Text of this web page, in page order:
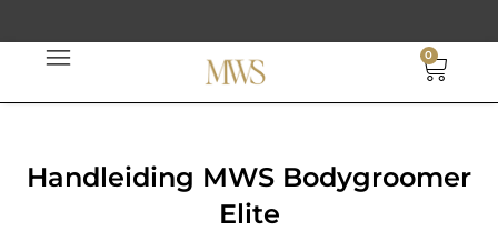
0
Handleiding MWS Bodygroomer
Elite